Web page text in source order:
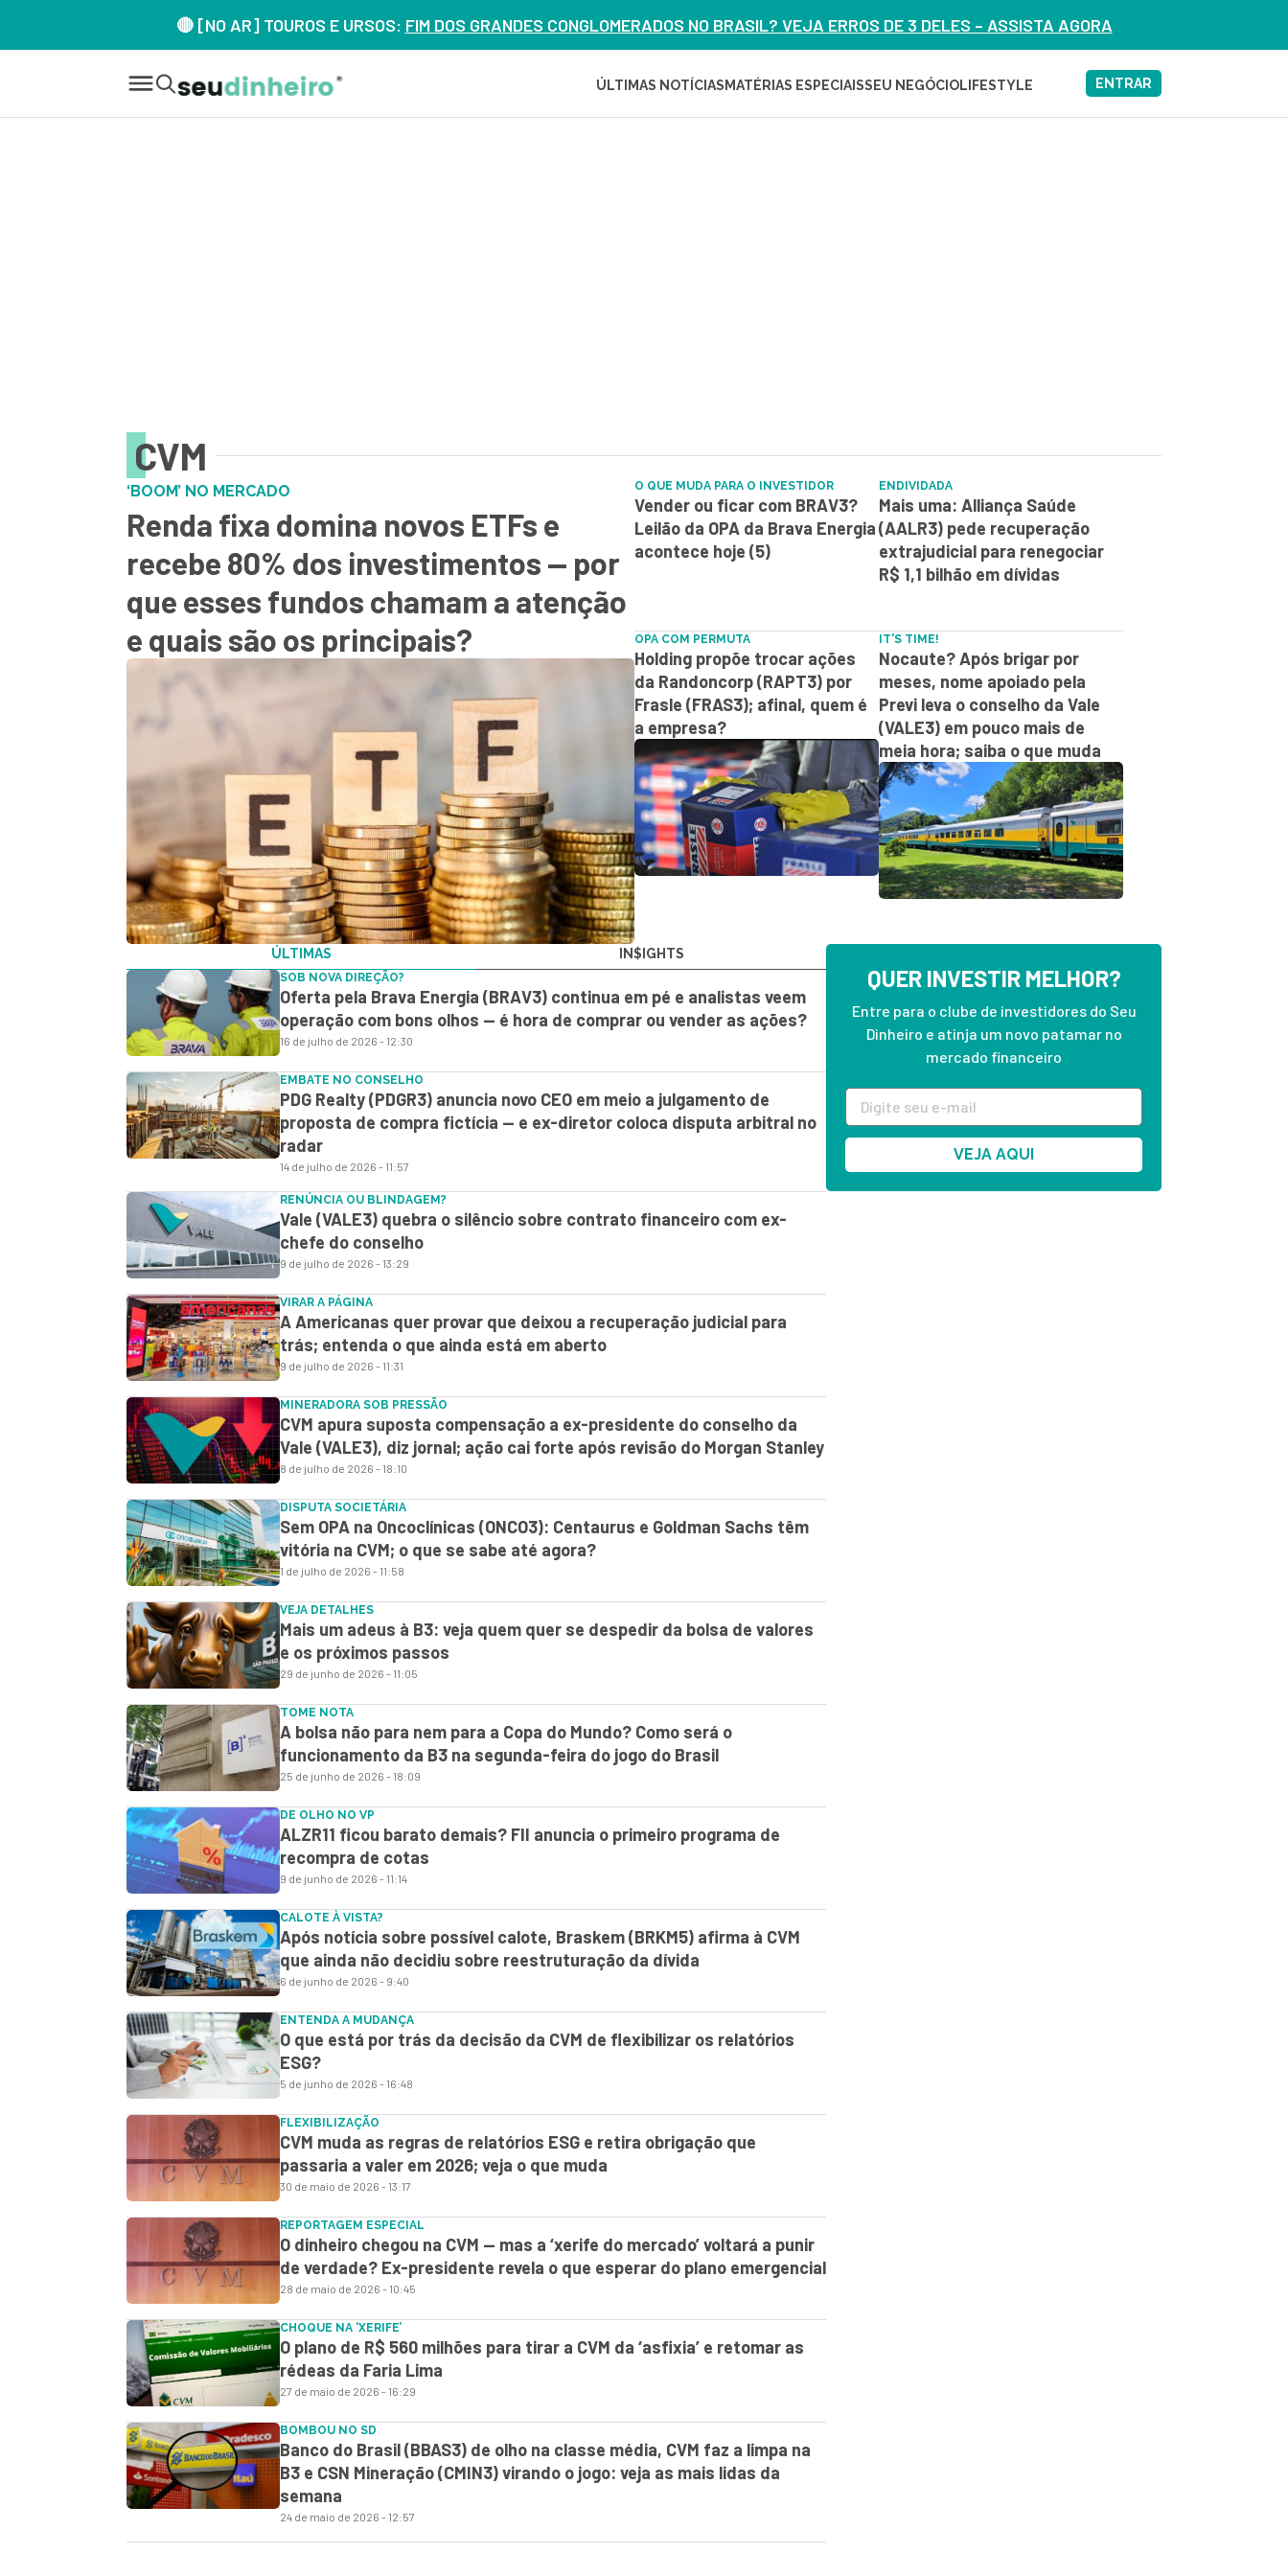
🔴 [NO AR] TOUROS E URSOS: FIM DOS GRANDES CONGLOMERADOS NO BRASIL? VEJA ERROS DE 3 DELES – ASSISTA AGORA
ÚLTIMAS NOTÍCIAS MATÉRIAS ESPECIAISSEU NEGÓCIOLIFESTYLE ENTRAR
CVM
‘BOOM’ NO MERCADO
Renda fixa domina novos ETFs e
recebe 80% dos investimentos — por
que esses fundos chamam a atenção
e quais são os principais?
O QUE MUDA PARA O INVESTIDOR
Vender ou ficar com BRAV3?
Leilão da OPA da Brava Energia
acontece hoje (5)
ENDIVIDADA
Mais uma: Alliança Saúde
(AALR3) pede recuperação
extrajudicial para renegociar
R$ 1,1 bilhão em dívidas
OPA COM PERMUTA
Holding propõe trocar ações
da Randoncorp (RAPT3) por
Frasle (FRAS3); afinal, quem é
a empresa?
IT'S TIME!
Nocaute? Após brigar por
meses, nome apoiado pela
Previ leva o conselho da Vale
(VALE3) em pouco mais de
meia hora; saiba o que muda
ÚLTIMAS IN$IGHTS
SOB NOVA DIREÇÃO?
Oferta pela Brava Energia (BRAV3) continua em pé e analistas veem
operação com bons olhos — é hora de comprar ou vender as ações?
16 de julho de 2026 - 12:30
EMBATE NO CONSELHO
PDG Realty (PDGR3) anuncia novo CEO em meio a julgamento de
proposta de compra fictícia — e ex-diretor coloca disputa arbitral no
radar
14 de julho de 2026 - 11:57
RENÚNCIA OU BLINDAGEM?
Vale (VALE3) quebra o silêncio sobre contrato financeiro com ex-
chefe do conselho
9 de julho de 2026 - 13:29
VIRAR A PÁGINA
A Americanas quer provar que deixou a recuperação judicial para
trás; entenda o que ainda está em aberto
9 de julho de 2026 - 11:31
MINERADORA SOB PRESSÃO
CVM apura suposta compensação a ex-presidente do conselho da
Vale (VALE3), diz jornal; ação cai forte após revisão do Morgan Stanley
8 de julho de 2026 - 18:10
DISPUTA SOCIETÁRIA
Sem OPA na Oncoclínicas (ONCO3): Centaurus e Goldman Sachs têm
vitória na CVM; o que se sabe até agora?
1 de julho de 2026 - 11:58
VEJA DETALHES
Mais um adeus à B3: veja quem quer se despedir da bolsa de valores
e os próximos passos
29 de junho de 2026 - 11:05
TOME NOTA
A bolsa não para nem para a Copa do Mundo? Como será o
funcionamento da B3 na segunda-feira do jogo do Brasil
25 de junho de 2026 - 18:09
DE OLHO NO VP
ALZR11 ficou barato demais? FII anuncia o primeiro programa de
recompra de cotas
9 de junho de 2026 - 11:14
CALOTE À VISTA?
Após notícia sobre possível calote, Braskem (BRKM5) afirma à CVM
que ainda não decidiu sobre reestruturação da dívida
6 de junho de 2026 - 9:40
ENTENDA A MUDANÇA
O que está por trás da decisão da CVM de flexibilizar os relatórios
ESG?
5 de junho de 2026 - 16:48
FLEXIBILIZAÇÃO
CVM muda as regras de relatórios ESG e retira obrigação que
passaria a valer em 2026; veja o que muda
30 de maio de 2026 - 13:17
REPORTAGEM ESPECIAL
O dinheiro chegou na CVM — mas a ‘xerife do mercado’ voltará a punir
de verdade? Ex-presidente revela o que esperar do plano emergencial
28 de maio de 2026 - 10:45
CHOQUE NA ‘XERIFE’
O plano de R$ 560 milhões para tirar a CVM da ‘asfixia’ e retomar as
rédeas da Faria Lima
27 de maio de 2026 - 16:29
BOMBOU NO SD
Banco do Brasil (BBAS3) de olho na classe média, CVM faz a limpa na
B3 e CSN Mineração (CMIN3) virando o jogo: veja as mais lidas da
semana
24 de maio de 2026 - 12:57
QUER INVESTIR MELHOR?
Entre para o clube de investidores do Seu
Dinheiro e atinja um novo patamar no
mercado financeiro
VEJA AQUI